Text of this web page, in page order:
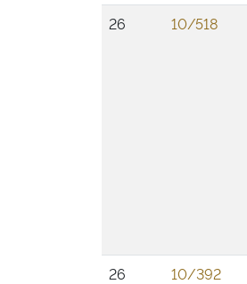
26
10/518
26
10/392